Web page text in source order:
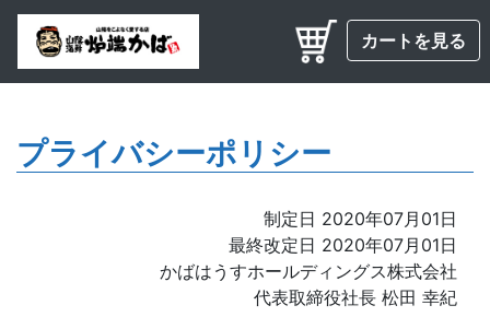
カートを見る
プライバシーポリシー
制定日 2020年07月01日
最終改定日 2020年07月01日
かばはうすホールディングス株式会社
代表取締役社長 松田 幸紀